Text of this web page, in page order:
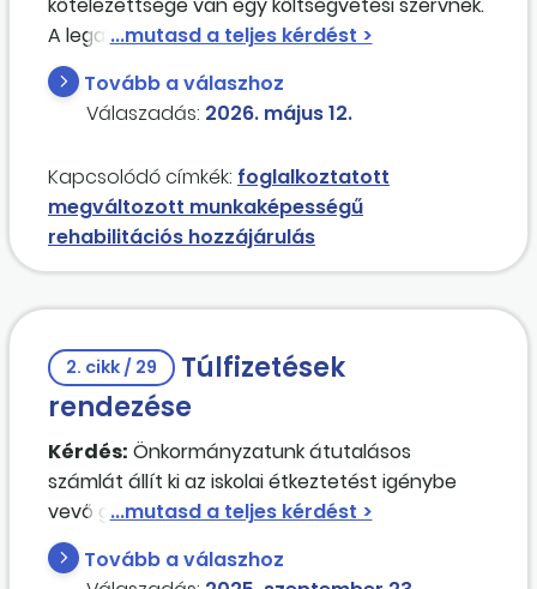
A legalább 4 órát foglalkoztatott 1 fő
rehabilitációs foglalkoztatottnak minősül.
Amennyiben év közben áll munkába a dolgozó
(például február 15-én), akkor hogyan kell vele
számítása során?
Tovább a válaszhoz
Válaszadás: 2026. május 12.
Kapcsolódó címkék: foglalkoztatott
megváltozott munkaképességű
rehabilitációs hozzájárulás
2. cikk / 29
Túlfizetések
rendezése
Kérdés: Önkormányzatunk átutalásos
számlát állít ki az iskolai étkeztetést igénybe
vevő gyermekek szülei részére. Tapasztalatunk
szerint a szülők gyakran nem a számlán
szereplő pontos összeget utalják át, hanem
Tovább a válaszhoz